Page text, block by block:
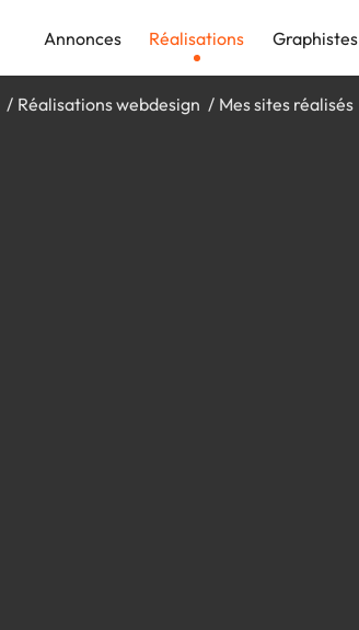
Annonces Réalisations Graphistes
Réalisations webdesign Mes sites réalisés